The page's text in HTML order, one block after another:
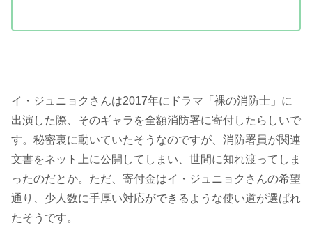
イ・ジュニョクさんは2017年にドラマ「裸の消防士」に
出演した際、そのギャラを全額消防署に寄付したらしいで
す。秘密裏に動いていたそうなのですが、消防署員が関連
文書をネット上に公開してしまい、世間に知れ渡ってしま
ったのだとか。ただ、寄付金はイ・ジュニョクさんの希望
通り、少人数に手厚い対応ができるような使い道が選ばれ
たそうです。